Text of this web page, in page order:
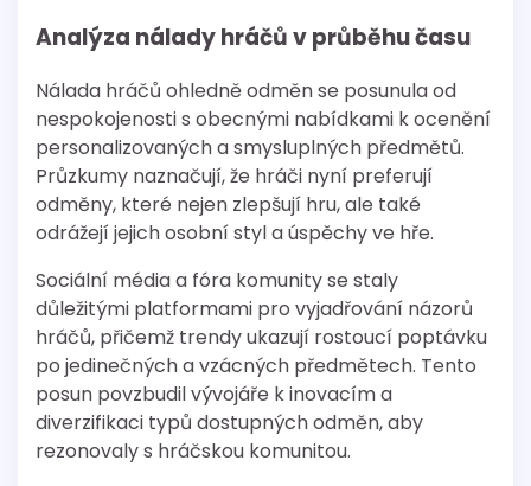
Analýza nálady hráčů v průběhu času
Nálada hráčů ohledně odměn se posunula od
nespokojenosti s obecnými nabídkami k ocenění
personalizovaných a smysluplných předmětů.
Průzkumy naznačují, že hráči nyní preferují
odměny, které nejen zlepšují hru, ale také
odrážejí jejich osobní styl a úspěchy ve hře.
Sociální média a fóra komunity se staly
důležitými platformami pro vyjadřování názorů
hráčů, přičemž trendy ukazují rostoucí poptávku
po jedinečných a vzácných předmětech. Tento
posun povzbudil vývojáře k inovacím a
diverzifikaci typů dostupných odměn, aby
rezonovaly s hráčskou komunitou.